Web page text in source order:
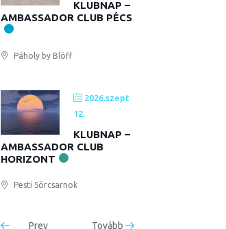
KLUBNAP –
AMBASSADOR CLUB PÉCS
Páholy by Blöff
2026.szept
12.
KLUBNAP –
AMBASSADOR CLUB
HORIZONT
Pesti Sörcsarnok
Prev
Tovább